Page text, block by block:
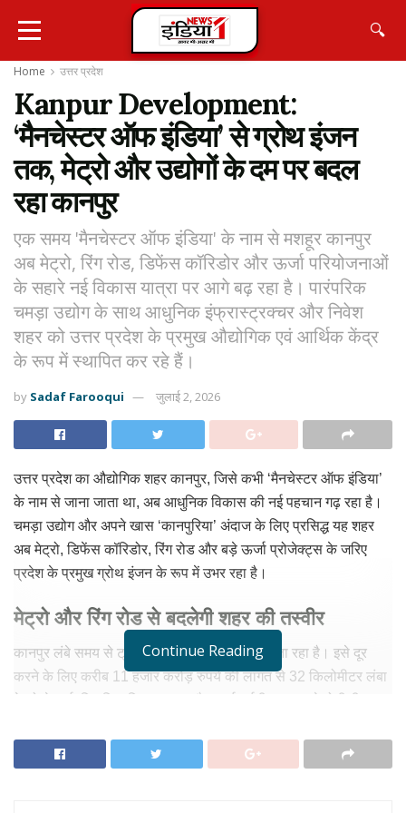
🔍
Home उत्तर प्रदेश
Kanpur Development:
‘मैनचेस्टर ऑफ इंडिया’ से ग्रोथ इंजन
तक, मेट्रो और उद्योगों के दम पर बदल
रहा कानपुर
एक समय 'मैनचेस्टर ऑफ इंडिया' के नाम से मशहूर कानपुर
अब मेट्रो, रिंग रोड, डिफेंस कॉरिडोर और ऊर्जा परियोजनाओं
के सहारे नई विकास यात्रा पर आगे बढ़ रहा है। पारंपरिक
चमड़ा उद्योग के साथ आधुनिक इंफ्रास्ट्रक्चर और निवेश
शहर को उत्तर प्रदेश के प्रमुख औद्योगिक एवं आर्थिक केंद्र
के रूप में स्थापित कर रहे हैं।
by Sadaf Farooqui जुलाई 2, 2026
उत्तर प्रदेश का औद्योगिक शहर कानपुर, जिसे कभी ‘मैनचेस्टर ऑफ इंडिया’
के नाम से जाना जाता था, अब आधुनिक विकास की नई पहचान गढ़ रहा है।
चमड़ा उद्योग और अपने खास ‘कानपुरिया’ अंदाज के लिए प्रसिद्ध यह शहर
अब मेट्रो, डिफेंस कॉरिडोर, रिंग रोड और बड़े ऊर्जा प्रोजेक्ट्स के जरिए
प्रदेश के प्रमुख ग्रोथ इंजन के रूप में उभर रहा है।
मेट्रो और रिंग रोड से बदलेगी शहर की तस्वीर
कानपुर लंबे समय से ट्रैफिक जाम की समस्या से जूझता रहा है। इसे दूर
करने के लिए करीब 11 हजार करोड़ रुपये की लागत से 32 किलोमीटर लंबा
प्रोजेक्ट्स में गिना जा रहा है।
Continue Reading